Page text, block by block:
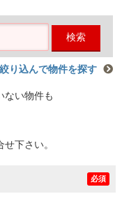
検索
絞り込んで物件を探す
ない物件も
下さい。
必須